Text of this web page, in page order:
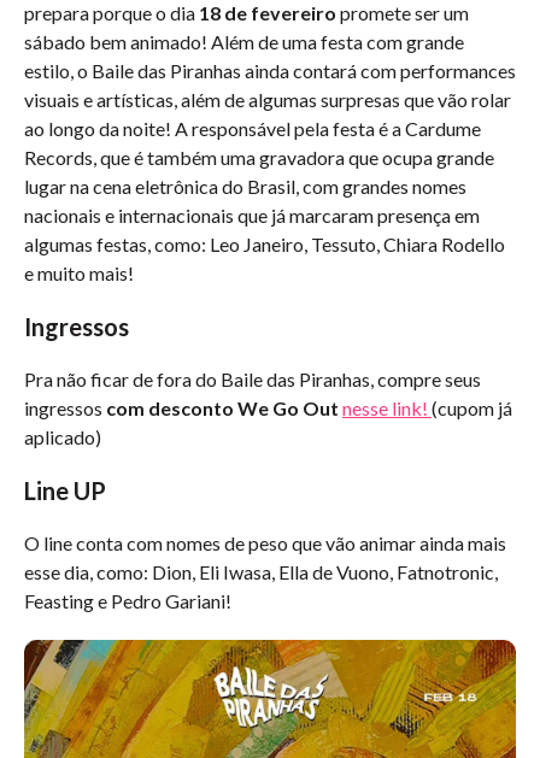
prepara porque o dia 18 de fevereiro promete ser um
sábado bem animado! Além de uma festa com grande
estilo, o Baile das Piranhas ainda contará com performances
visuais e artísticas, além de algumas surpresas que vão rolar
ao longo da noite! A responsável pela festa é a Cardume
Records, que é também uma gravadora que ocupa grande
lugar na cena eletrônica do Brasil, com grandes nomes
nacionais e internacionais que já marcaram presença em
algumas festas, como: Leo Janeiro, Tessuto, Chiara Rodello
e muito mais!
Ingressos
Pra não ficar de fora do Baile das Piranhas, compre seus
ingressos com desconto We Go Out nesse link! (cupom já
aplicado)
Line UP
O line conta com nomes de peso que vão animar ainda mais
esse dia, como: Dion, Eli Iwasa, Ella de Vuono, Fatnotronic,
Feasting e Pedro Gariani!